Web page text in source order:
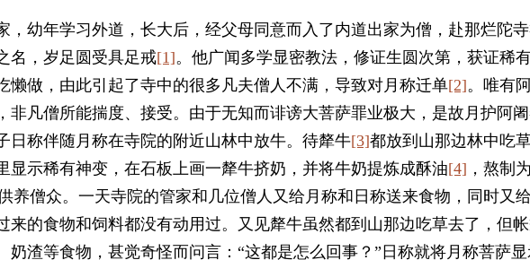
，幼年学习外道，长大后，经父母同意而入了内道出家为僧，赴那烂陀
名，岁足圆受具足戒[1]。他广闻多学显密教法，修证生圆次第，获证稀
懒做，由此引起了寺中的很多凡夫僧人不满，导致对月称迁单[2]。唯有
非凡僧所能揣度、接受。由于无知而诽谤大菩萨罪业极大，是故月护阿
日称伴随月称在寺院的附近山林中放牛。待犛牛[3]都放到山那边林中吃
显示稀有神变，在石板上画一犛牛挤奶，并将牛奶提炼成酥油[4] ，熬制
养僧众。一天寺院的管家和几位僧人又给月称和日称送来食物，同时又
来的食物和饲料都没有动用过。又见犛牛虽然都到山那边吃草去了，但
奶渣等食物，甚觉奇怪而问言：“这都是怎么回事？”日称就将月称菩萨